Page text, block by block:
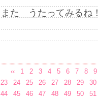
また うたってみるね！
‹‹ 1 2 3 4 5 6 7 8 9
23
24 25 26 27 28 29 30
44
45 46 47 48 49 50 51